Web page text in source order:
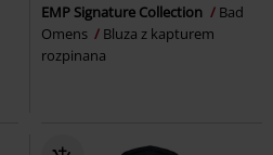
EMP Signature Collection
Bad
Omens
Bluza z kapturem
rozpinana